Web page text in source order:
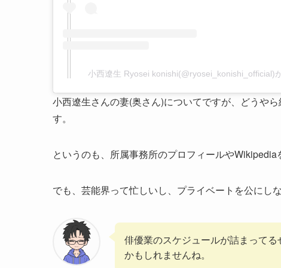
小西遼生 Ryosei konishi(@ryosei_konishi_official)
小西遼生さんの妻(奥さん)についてですが、どうや
す。
というのも、所属事務所のプロフィールやWikipedia
でも、芸能界って忙しいし、プライベートを公にし
俳優業のスケジュールが詰まって
かもしれませんね。